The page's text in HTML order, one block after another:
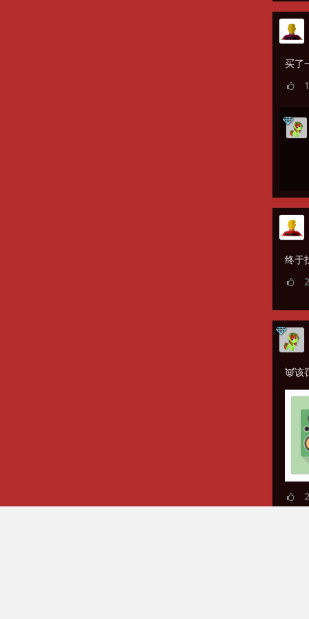
买了
1
终于
2
👿该
2